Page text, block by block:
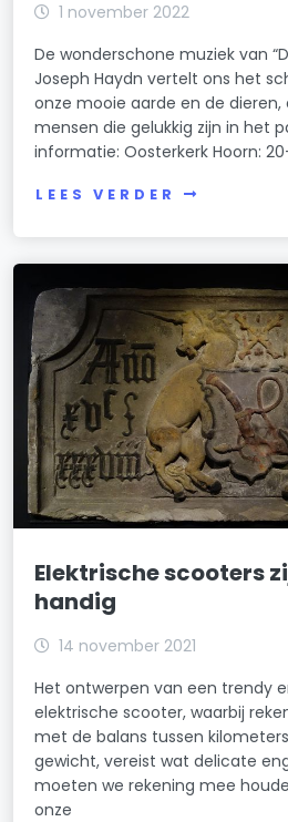
1 november 2022
De wonderschone muziek van
Joseph Haydn vertelt ons het
onze mooie aarde en de
mensen die gelukkig zijn in het
informatie: Oosterkerk Hoorn:
LEES VERDER
Elektrische scooters
handig
14 november 2021
Het ontwerpen van een trendy
elektrische scooter, waarbij
met de balans tussen
gewicht, vereist wat delicate
moeten we rekening mee
onze